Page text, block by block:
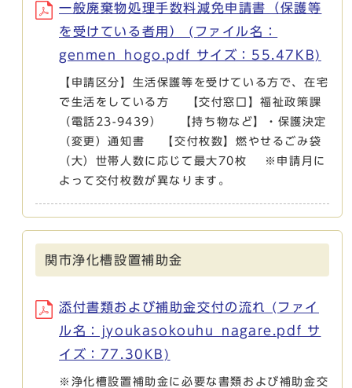
一般廃棄物処理手数料減免申請書（保護等
を受けている者用） (ファイル名：
genmen_hogo.pdf サイズ：55.47KB)
【申請区分】生活保護等を受けている方で、在宅
で生活をしている方 【交付窓口】福祉政策課
（電話23-9439） 【持ち物など】・保護決定
（変更）通知書 【交付枚数】燃やせるごみ袋
（大）世帯人数に応じて最大70枚 ※申請月に
よって交付枚数が異なります。
関市浄化槽設置補助金
添付書類および補助金交付の流れ (ファイ
ル名：jyoukasokouhu_nagare.pdf サ
イズ：77.30KB)
※浄化槽設置補助金に必要な書類および補助金交